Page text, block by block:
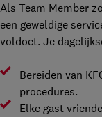
Als Team Member
een geweldige
voldoet. Je
Bereiden van
procedures.
Elke gast